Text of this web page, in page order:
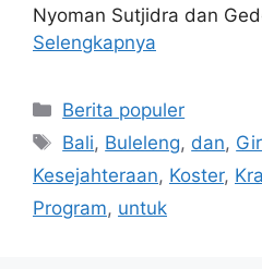
Nyoman Sutjidra dan
Selengkapnya
Kategori
Berita populer
Tag
Bali, Buleleng, dan,
Kesejahteraan, Koster,
Program, untuk